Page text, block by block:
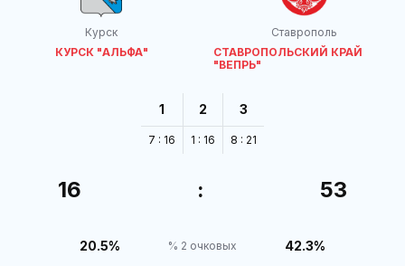
Курск
КУРСК "АЛЬФА"
Ставрополь
СТАВРОПОЛЬСКИЙ КРАЙ
"ВЕПРЬ"
1
7 : 16
2
1 : 16
3
8 : 21
16 : 53
20.5% % 2 очковых 42.3%